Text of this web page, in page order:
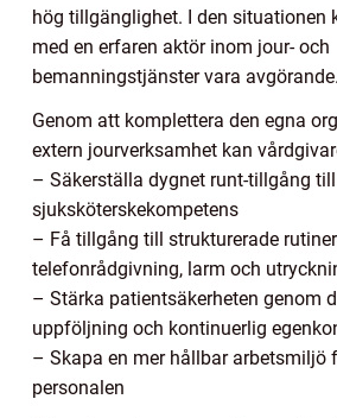
hög tillgänglighet. I den situationen
med en erfaren aktör inom jour- och
bemanningstjänster vara avgörande.
Genom att komplettera den egna
extern jourverksamhet kan
– Säkerställa dygnet runt-tillgång
sjuksköterskekompetens
– Få tillgång till strukturerade
telefonrådgivning, larm och
– Stärka patientsäkerheten genom
uppföljning och kontinuerlig
– Skapa en mer hållbar arbetsmiljö
personalen